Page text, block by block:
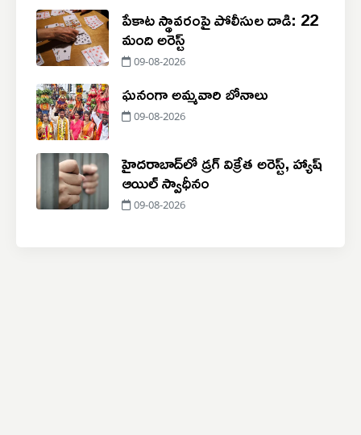
పేకాట స్థావరంపై పోలీసుల దాడి: 22
మంది అరెస్ట్
09-08-2026
ఘనంగా అమ్మవారి బోనాలు
09-08-2026
హైదరాబాద్‌లో డ్రగ్ విక్రేత అరెస్ట్, హ్యాష్
ఆయిల్ స్వాధీనం
09-08-2026